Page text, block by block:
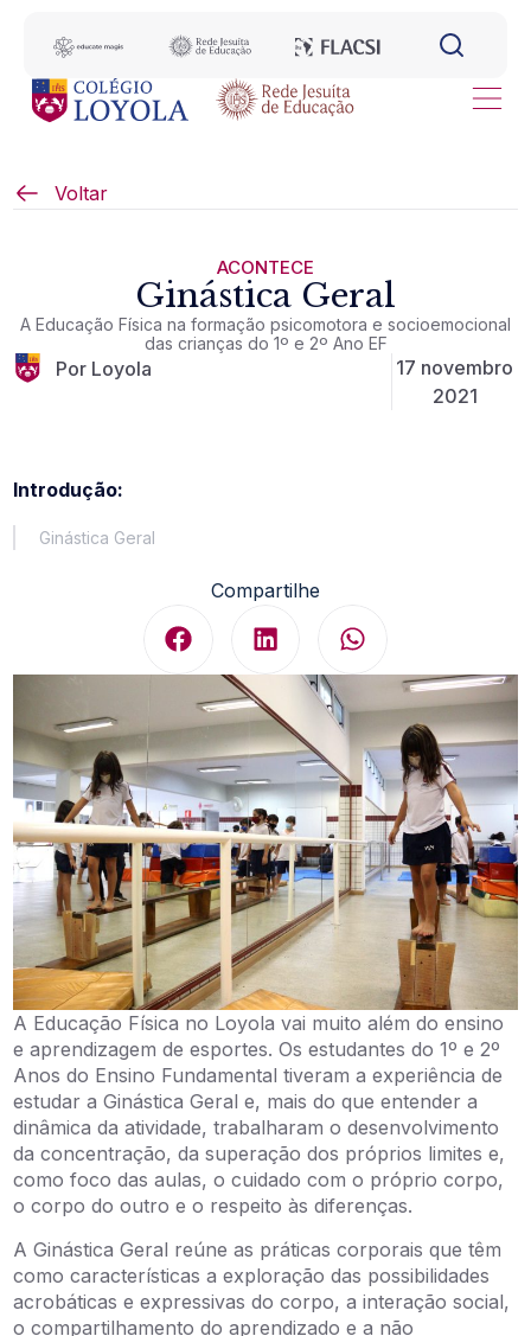
Voltar
ACONTECE
Ginástica Geral
A Educação Física na formação psicomotora e socioemocional
das crianças do 1º e 2º Ano EF
Por Loyola
17 novembro
2021
Introdução:
Ginástica Geral
Compartilhe
A Educação Física no Loyola vai muito além do ensino
e aprendizagem de esportes. Os estudantes do 1º e 2º
Anos do Ensino Fundamental tiveram a experiência de
estudar a Ginástica Geral e, mais do que entender a
dinâmica da atividade, trabalharam o desenvolvimento
da concentração, da superação dos próprios limites e,
como foco das aulas, o cuidado com o próprio corpo,
o corpo do outro e o respeito às diferenças.
A Ginástica Geral reúne as práticas corporais que têm
como características a exploração das possibilidades
acrobáticas e expressivas do corpo, a interação social,
o compartilhamento do aprendizado e a não